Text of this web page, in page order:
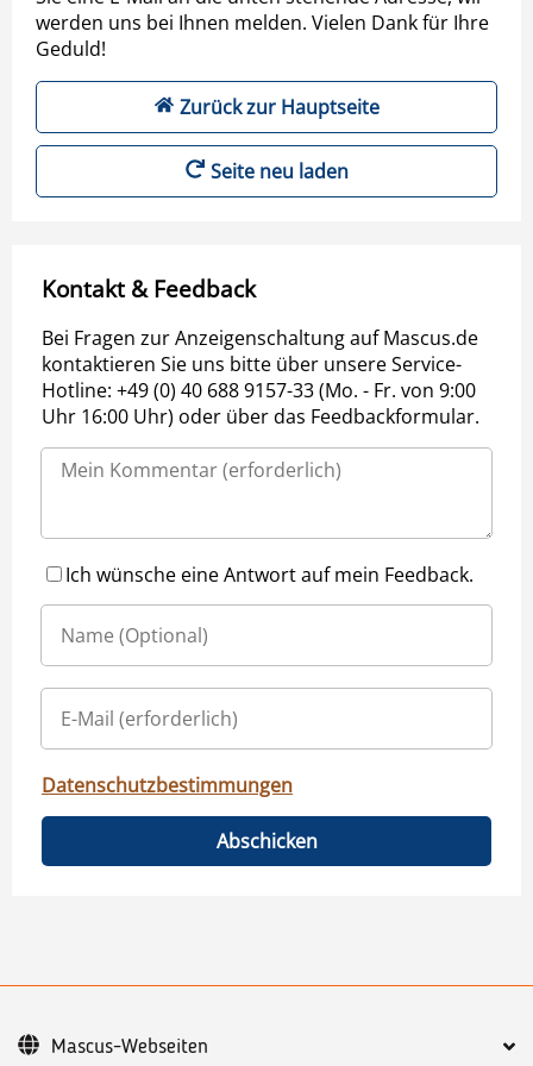
werden uns bei Ihnen melden. Vielen Dank für Ihre
Geduld!
Zurück zur Hauptseite
Seite neu laden
Kontakt & Feedback
Bei Fragen zur Anzeigenschaltung auf Mascus.de
kontaktieren Sie uns bitte über unsere Service-
Hotline: +49 (0) 40 688 9157-33 (Mo. - Fr. von 9:00
Uhr 16:00 Uhr) oder über das Feedbackformular.
Ich wünsche eine Antwort auf mein Feedback.
Datenschutzbestimmungen
Abschicken
Mascus-Webseiten